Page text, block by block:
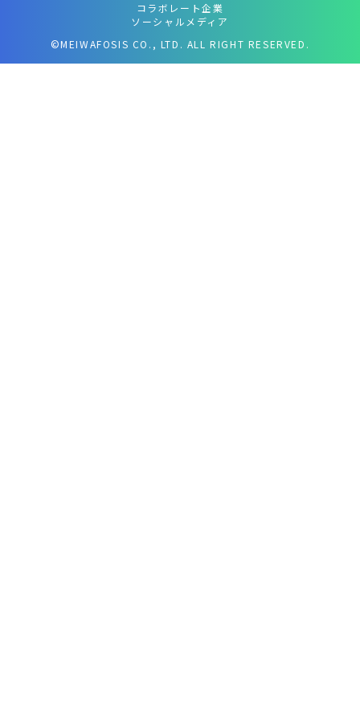
コラボレート企業
ソーシャルメディア
©MEIWAFOSIS CO., LTD. ALL RIGHT RESERVED.